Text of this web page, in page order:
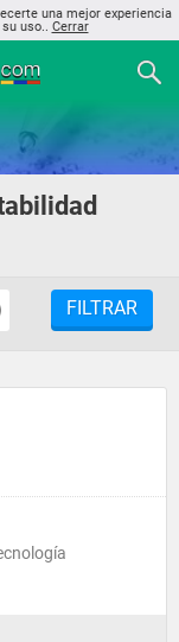
una mejor experiencia
uso.. Cerrar
FILTRAR